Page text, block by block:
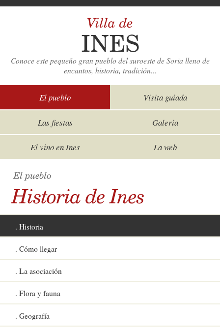
Conoce este pequeño gran pueblo del suroeste de Soria lleno de
encantos, historia, tradición...
El pueblo Visita guiada
Las fiestas Galeria
El vino en Ines La web
Historia
Cómo llegar
La asociación
Flora y fauna
Geografía